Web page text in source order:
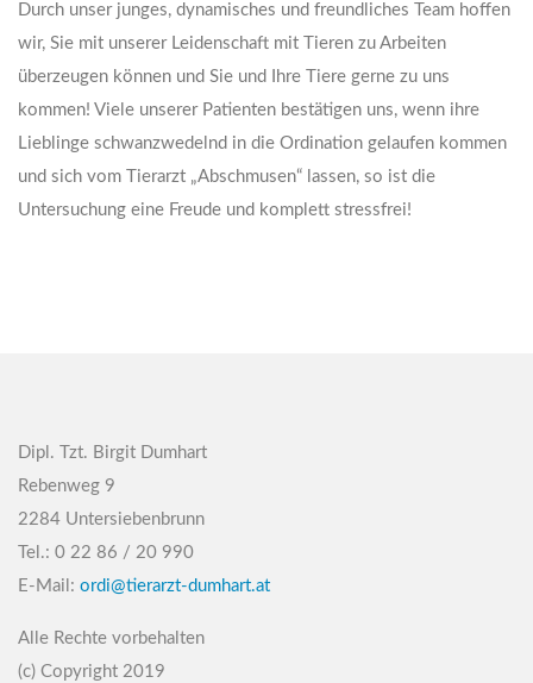
Durch unser junges, dynamisches und freundliches Team hoffen
wir, Sie mit unserer Leidenschaft mit Tieren zu Arbeiten
überzeugen können und Sie und Ihre Tiere gerne zu uns
kommen! Viele unserer Patienten bestätigen uns, wenn ihre
Lieblinge schwanzwedelnd in die Ordination gelaufen kommen
und sich vom Tierarzt „Abschmusen“ lassen, so ist die
Untersuchung eine Freude und komplett stressfrei!
Dipl. Tzt. Birgit Dumhart
Rebenweg 9
2284 Untersiebenbrunn
Tel.: 0 22 86 / 20 990
E-Mail: ordi@tierarzt-dumhart.at
Alle Rechte vorbehalten
(c) Copyright 2019